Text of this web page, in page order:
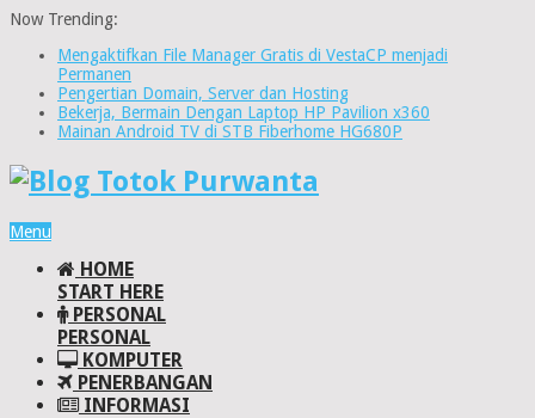
Now Trending:
Mengaktifkan File Manager Gratis di VestaCP menjadi
Permanen
Pengertian Domain, Server dan Hosting
Bekerja, Bermain Dengan Laptop HP Pavilion x360
Mainan Android TV di STB Fiberhome HG680P
Menu
HOME
START HERE
PERSONAL
PERSONAL
KOMPUTER
PENERBANGAN
INFORMASI